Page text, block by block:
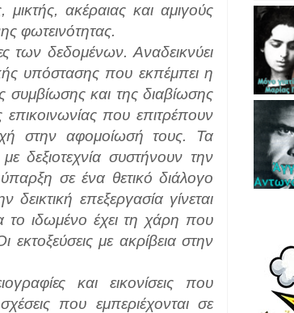
μικτής, ακέραιας και αμιγούς
φωτεινότητας.
των δεδομένων. Αναδεικνύει
υπόστασης που εκπέμπει η
και της διαβίωσης
που επιτρέπουν
στην αφομοίωσή τους. Τα
δεξιοτεχνία συστήνουν την
σε ένα θετικό διάλογο
επεξεργασία γίνεται
ιδωμένο έχει τη χάρη που
με ακρίβεια στην
και εικονίσεις που
που εμπεριέχονται σε